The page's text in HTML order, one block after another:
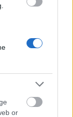
or